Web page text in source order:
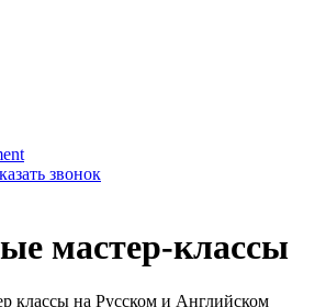
звонок
мастер-классы
классы на Русском и Английском